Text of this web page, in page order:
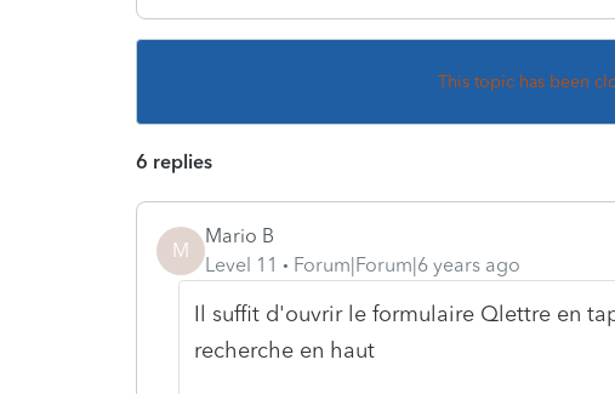
This topic has been
6 replies
M
Mario B
Level 11
Forum|Forum|6 years ago
Il suffit d'ouvrir le formulaire Qlettre en
recherche en haut